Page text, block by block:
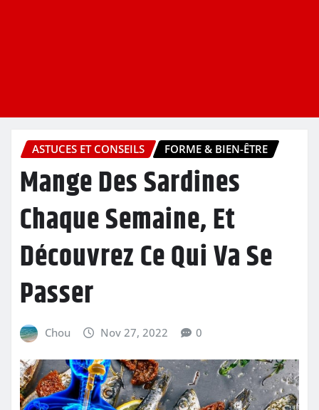
ASTUCES ET CONSEILS FORME & BIEN-ÊTRE
Mange Des Sardines
Chaque Semaine, Et
Découvrez Ce Qui Va Se
Passer
Chou Nov 27, 2022 0